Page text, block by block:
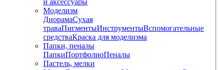
Моделизм
ДиорамаСухая
траваПигментыИнструментыВспомогательные
средстваКраска для моделизма
Папки, пеналы
ПапкиПортфолиоПеналы
Пастель, мелки